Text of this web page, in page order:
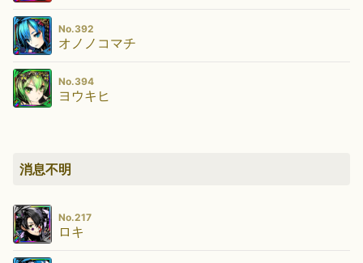
No.392
オノノコマチ
No.394
ヨウキヒ
消息不明
No.217
ロキ